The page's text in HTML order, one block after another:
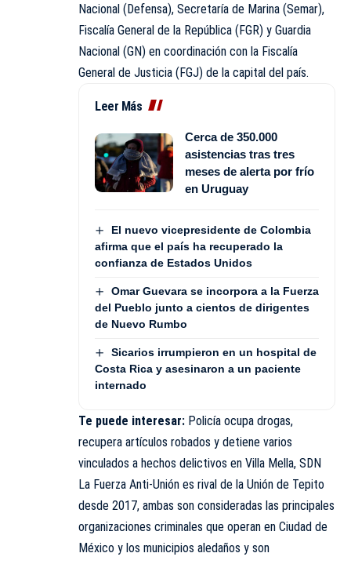
Nacional (Defensa), Secretaría de Marina (Semar),
Fiscalía General de la República (FGR) y Guardia
Nacional (GN) en coordinación con la Fiscalía
General de Justicia (FGJ) de la capital del país.
Leer Más
Cerca de 350.000
asistencias tras tres
meses de alerta por frío
en Uruguay
El nuevo vicepresidente de Colombia
afirma que el país ha recuperado la
confianza de Estados Unidos
Omar Guevara se incorpora a la Fuerza
del Pueblo junto a cientos de dirigentes
de Nuevo Rumbo
Sicarios irrumpieron en un hospital de
Costa Rica y asesinaron a un paciente
internado
Te puede interesar: Policía ocupa drogas,
recupera artículos robados y detiene varios
vinculados a hechos delictivos en Villa Mella, SDN
La Fuerza Anti-Unión es rival de la Unión de Tepito
desde 2017, ambas son consideradas las principales
organizaciones criminales que operan en Ciudad de
México y los municipios aledaños y son